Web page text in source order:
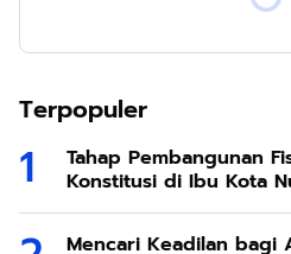
Terpopuler
Tahap Pembangunan
Konstitusi di Ibu Kota
Mencari Keadilan bagi